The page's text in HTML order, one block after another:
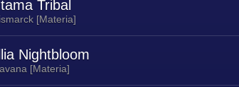
Tribal
[Materia]
Nightbloom
[Materia]